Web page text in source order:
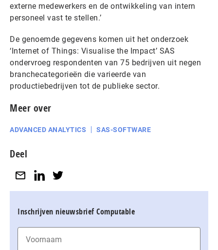
externe medewerkers en de ontwikkeling van intern
personeel vast te stellen.’
De genoemde gegevens komen uit het onderzoek
‘Internet of Things: Visualise the Impact’ SAS
ondervroeg respondenten van 75 bedrijven uit negen
branchecategorieën die varieerde van
productiebedrijven tot de publieke sector.
Meer over
ADVANCED ANALYTICS SAS-SOFTWARE
Deel
Inschrijven nieuwsbrief Computable